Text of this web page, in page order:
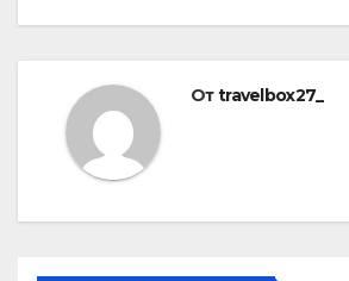
Отtravelbox27_